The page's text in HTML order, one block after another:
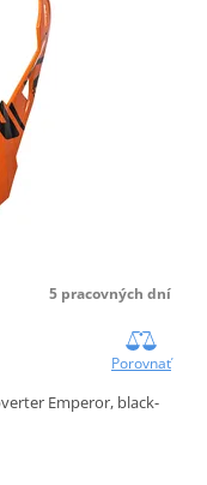
5 pracovných dní
Porovnať
Emperor, black-